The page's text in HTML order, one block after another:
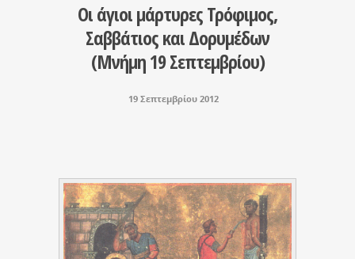
Οι άγιοι μάρτυρες Τρόφιμος,
Σαββάτιος και Δορυμέδων
(Μνήμη 19 Σεπτεμβρίου)
19 Σεπτεμβρίου 2012